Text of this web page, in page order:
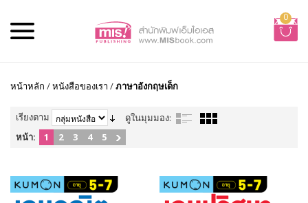
0
หน้าหลัก /หนังสือของเรา /ภาษาอังกฤษเด็ก
เรียงตาม
ดูในมุมมอง:
หน้า:
1 2 3 4 5